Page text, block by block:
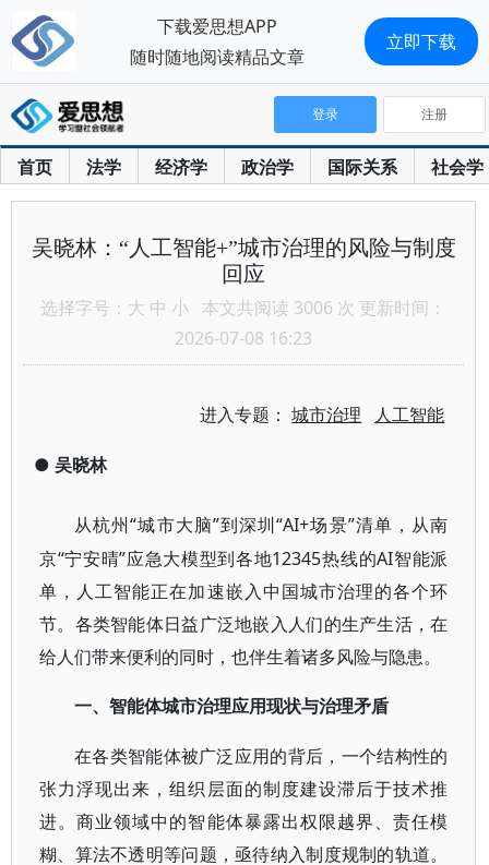
首页 法学 经济学 政治学 国际关系 社会学
登录 注册
吴晓林：“人工智能+”城市治理的风险与制度
回应
选择字号： 大 中 小 本文共阅读 3006 次 更新时间：
2026-07-08 16:23
进入专题：城市治理 人工智能
● 吴晓林
从杭州“城市大脑”到深圳“AI+场景”清单，从南
京“宁安晴”应急大模型到各地12345热线的AI智能派
单，人工智能正在加速嵌入中国城市治理的各个环
节。各类智能体日益广泛地嵌入人们的生产生活，在
给人们带来便利的同时，也伴生着诸多风险与隐患。
一、智能体城市治理应用现状与治理矛盾
在各类智能体被广泛应用的背后，一个结构性的
张力浮现出来，组织层面的制度建设滞后于技术推
进。商业领域中的智能体暴露出权限越界、责任模
糊、算法不透明等问题，亟待纳入制度规制的轨道。
下载爱思想APP
随时随地阅读精品文章
立即下载